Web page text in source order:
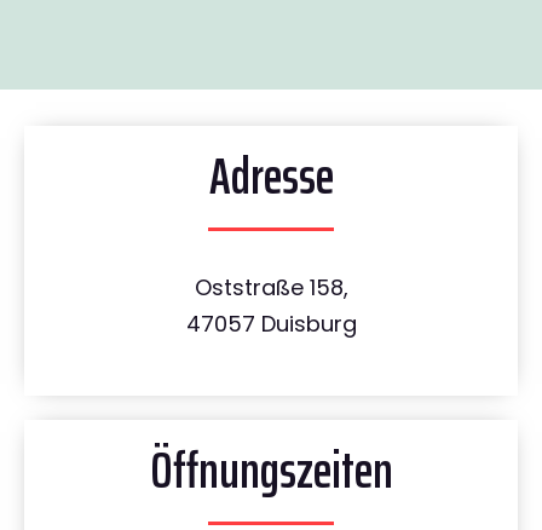
Adresse
Oststraße 158,
47057 Duisburg
Öffnungszeiten